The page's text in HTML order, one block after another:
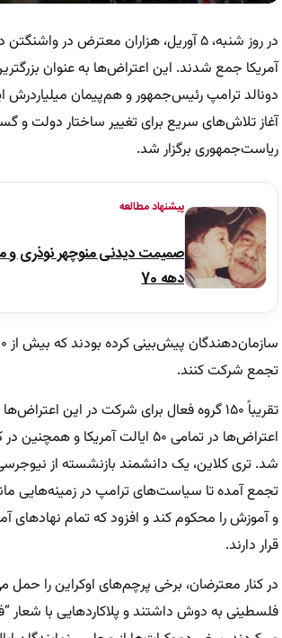
در روز شنبه، ۵ آوریل، هزاران معترض در
آمریکا جمع شدند. این اعتراض‌ها به عنوان
دونالد ترامپ رئیس‌جمهور و هم‌پیمان میلیاردرش
آغاز تلاش‌های سریع برای تغییر ساختار دولت و
ریاست‌جمهوری برگزار شد.
پیشنهاد مطالعه
صمیمت دیدنی منوچهر نوذری و
دهه 70
تجمع شرکت کنند.
تقریباً ۱۵۰ گروه فعال برای شرکت در این
اعتراض‌ها در تمامی ۵۰ ایالت آمریکا و
شد. تری کلاین، یک دانشمند بازنشسته از
تجمع آمده تا سیاست‌های ترامپ در زمینه‌هایی
و آموزش را محکوم کند و افزود که تمام نهادهای
قرار دارند.
در کنار معترضان، برخی پرچم‌های اوکراین را حمل
فلسطینی به دوش داشتند و پلاکاردهایی با شعار